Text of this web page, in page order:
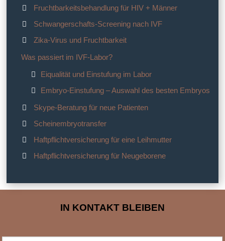
Fruchtbarkeitsbehandlung für HIV + Männer
Schwangerschafts-Screening nach IVF
Zika-Virus und Fruchtbarkeit
Was passiert im IVF-Labor?
Eiqualität und Einstufung im Labor
Embryo-Einstufung – Auswahl des besten Embryos
Skype-Beratung für neue Patienten
Scheinembryotransfer
Haftpflichtversicherung für eine Leihmutter
Haftpflichtversicherung für Neugeborene
IN KONTAKT BLEIBEN